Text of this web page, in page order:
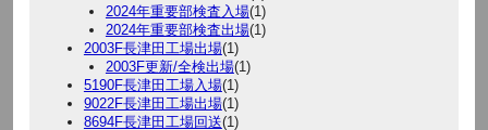
2024年重要部検査入場(1)
2024年重要部検査出場(1)
2003F長津田工場出場(1)
2003F更新/全検出場(1)
5190F長津田工場入場(1)
9022F長津田工場出場(1)
8694F長津田工場回送(1)